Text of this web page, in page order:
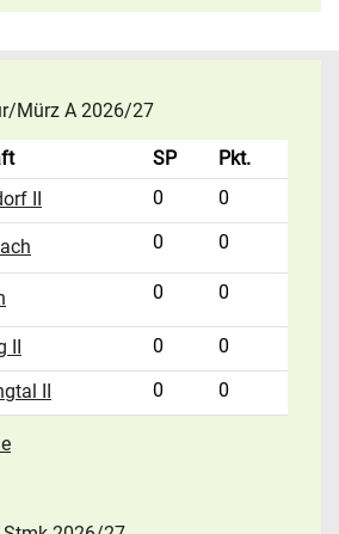
Mürz A 2026/27
SP
Pkt.
II 0
0
0 0
0 0
0
0
II 0 0